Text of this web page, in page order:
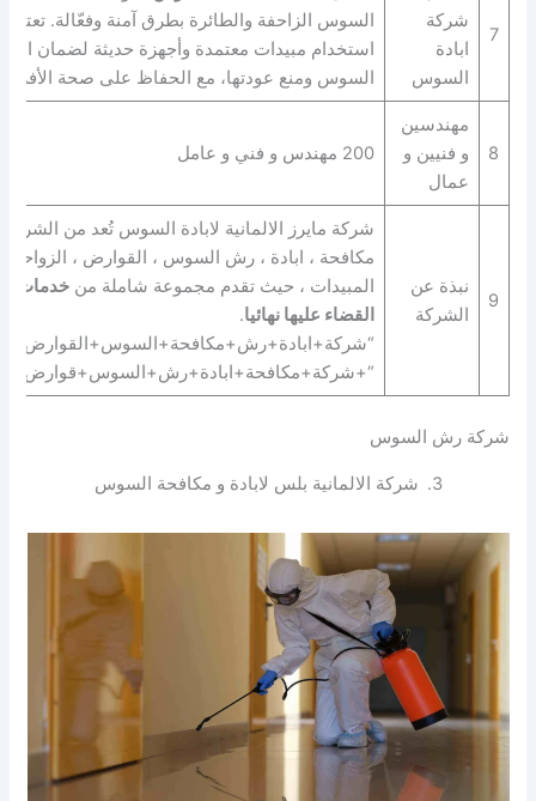
7
شركة
ابادة
السوس
السوس الزاحفة والطائرة بطرق آمنة وفعّالة.
استخدام مبيدات معتمدة وأجهزة حديثة لضمان
السوس ومنع عودتها، مع الحفاظ على صحة الأفراد
8
مهندسين
و فنيين و
عمال
200 مهندس و فني و عامل
9
نبذة عن
الشركة
شركة مايرز الالمانية لابادة السوس تُعد من
مكافحة ، ابادة ، رش السوس ، القوارض ، الزواحف
المبيدات ، حيث تقدم مجموعة شاملة من خدمات
القضاء عليها نهائيا.
شركة رش السوس
3. شركة الالمانية بلس لابادة و مكافحة السوس